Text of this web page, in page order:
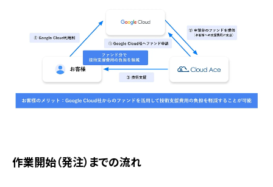
作業開始（発注）までの流れ